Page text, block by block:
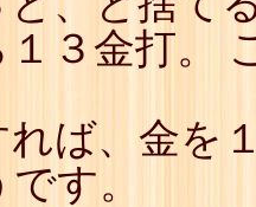
１３金打。
れば、金を
す。